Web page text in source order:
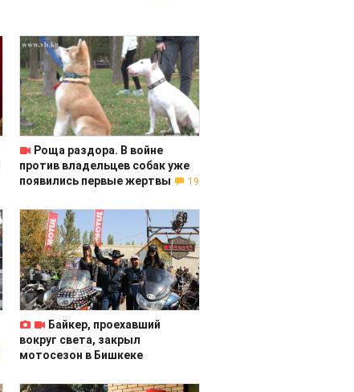
Роща раздора. В войне
против владельцев собак уже
появились первые жертвы
19
Байкер, проехавший
вокруг света, закрыл
мотосезон в Бишкеке